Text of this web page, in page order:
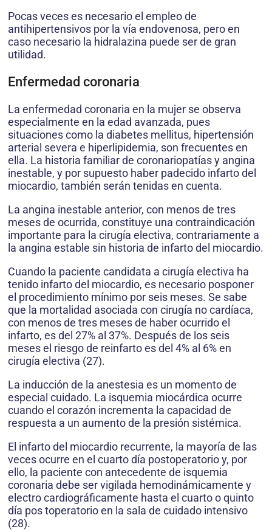
Pocas veces es necesario el empleo de
antihipertensivos por la vía endovenosa, pero en
caso necesario la hidralazina puede ser de gran
utilidad.
Enfermedad coronaria
La enfermedad coronaria en la mujer se observa
especialmente en la edad avanzada, pues
situaciones como la diabetes mellitus, hipertensión
arterial severa e hiperlipidemia, son frecuentes en
ella. La historia familiar de coronariopatías y angina
inestable, y por supuesto haber padecido infarto del
miocardio, también serán tenidas en cuenta.
La angina inestable anterior, con menos de tres
meses de ocurrida, constituye una contraindicación
importante para la cirugía electiva, contrariamente a
la angina estable sin historia de infarto del miocardio.
Cuando la paciente candidata a cirugía electiva ha
tenido infarto del miocardio, es necesario posponer
el procedimiento mínimo por seis meses. Se sabe
que la mortalidad asociada con cirugía no cardíaca,
con menos de tres meses de haber ocurrido el
infarto, es del 27% al 37%. Después de los seis
meses el riesgo de reinfarto es del 4% al 6% en
cirugía electiva (27).
La inducción de la anestesia es un momento de
especial cuidado. La isquemia miocárdica ocurre
cuando el corazón incrementa la capacidad de
respuesta a un aumento de la presión sistémica.
El infarto del miocardio recurrente, la mayoría de las
veces ocurre en el cuarto día postoperatorio y, por
ello, la paciente con antecedente de isquemia
coronaria debe ser vigilada hemodinámicamente y
electro cardiográficamente hasta el cuarto o quinto
día pos toperatorio en la sala de cuidado intensivo
(28).